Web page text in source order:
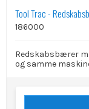
Tool Trac -
186000
Redskabsbærer
og samme